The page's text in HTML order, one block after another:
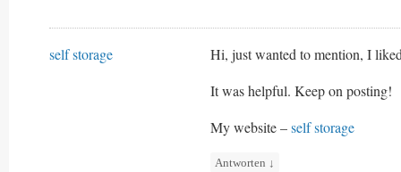
self storage
Hi, just wanted to mention, I
It was helpful. Keep on posting!
My website –self storage
Antworten ↓